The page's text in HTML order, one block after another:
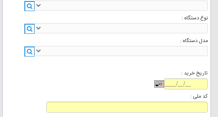
نوع دستگاه :
مدل دستگاه :
تاریخ خرید :
کد ملی :